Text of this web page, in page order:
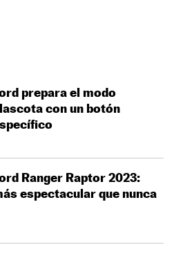
prepara el modo
con un botón
Ranger Raptor 2023:
espectacular que nunca